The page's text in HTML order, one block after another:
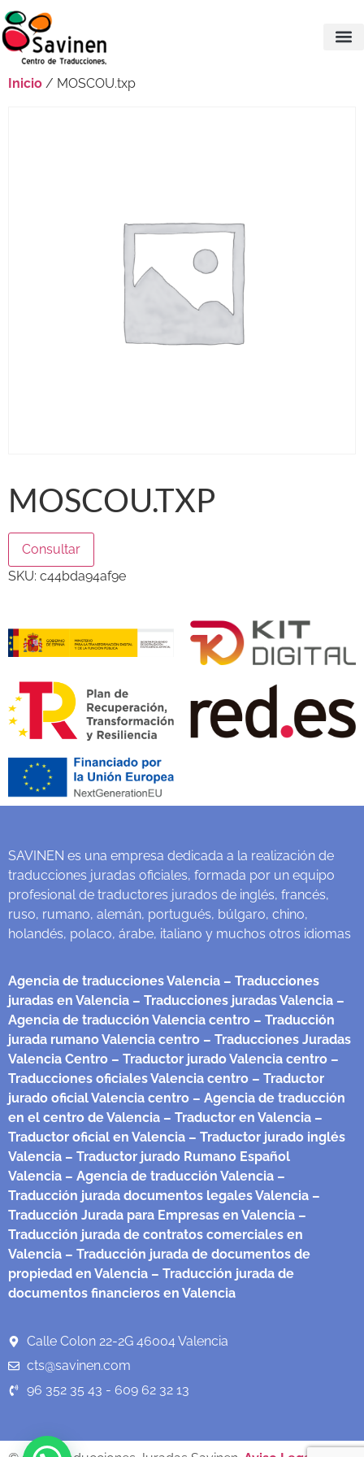
Inicio / MOSCOU.txp
MOSCOU.TXP
Consultar
SKU: c44bda94af9e
SAVINEN es una empresa dedicada a la realización de
traducciones juradas oficiales, formada por un equipo
profesional de traductores jurados de inglés, francés,
ruso, rumano, alemán, portugués, búlgaro, chino,
holandés, polaco, árabe, italiano y muchos otros idiomas
Agencia de traducciones Valencia – Traducciones
juradas en Valencia – Traducciones juradas Valencia –
Agencia de traducción Valencia centro – Traducción
jurada rumano Valencia centro – Traducciones Juradas
Valencia Centro – Traductor jurado Valencia centro –
Traducciones oficiales Valencia centro – Traductor
jurado oficial Valencia centro – Agencia de traducción
en el centro de Valencia – Traductor en Valencia –
Traductor oficial en Valencia – Traductor jurado inglés
Valencia – Traductor jurado Rumano Español
Valencia – Agencia de traducción Valencia –
Traducción jurada documentos legales Valencia –
Traducción Jurada para Empresas en Valencia –
Traducción jurada de contratos comerciales en
Valencia – Traducción jurada de documentos de
propiedad en Valencia – Traducción jurada de
documentos financieros en Valencia
Calle Colon 22-2G 46004 Valencia
cts@savinen.com
96 352 35 43 - 609 62 32 13